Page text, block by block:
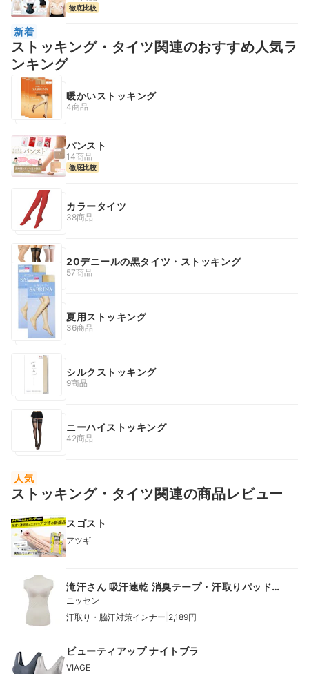
徹底比較
新着
ストッキング・タイツ関連のおすすめ人気ラ
ンキング
暖かいストッキング
4商品
パンスト
14商品
徹底比較
カラータイツ
38商品
20デニールの黒タイツ・ストッキング
57商品
夏用ストッキング
36商品
シルクストッキング
9商品
ニーハイストッキング
42商品
人気
ストッキング・タイツ関連の商品レビュー
スゴスト
アツギ
滝汗さん 吸汗速乾 消臭テープ・汗取りパッド付
ブラトップタンクトップ
ニッセン
汗取り・脇汗対策インナー 2,189円
ビューティアップ ナイトブラ
VIAGE